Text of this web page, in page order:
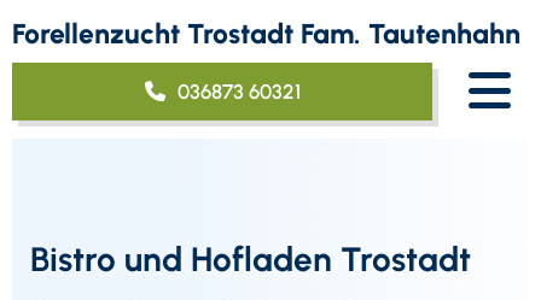
Forellenzucht Trostadt Fam. Tautenhahn
036873 60321
Bistro und Hofladen Trostadt